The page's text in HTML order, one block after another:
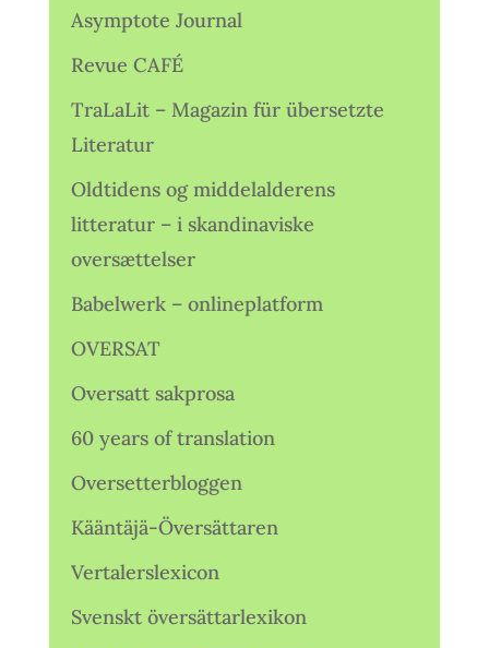
Asymptote Journal
Revue CAFÉ
TraLaLit – Magazin für übersetzte
Literatur
Oldtidens og middelalderens
litteratur – i skandinaviske
oversættelser
Babelwerk – onlineplatform
OVERSAT
Oversatt sakprosa
60 years of translation
Oversetterbloggen
Kääntäjä-Översättaren
Vertalerslexicon
Svenskt översättarlexikon